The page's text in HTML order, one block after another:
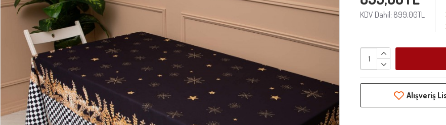
KDV Dahil: 899,00TL
Alışveriş